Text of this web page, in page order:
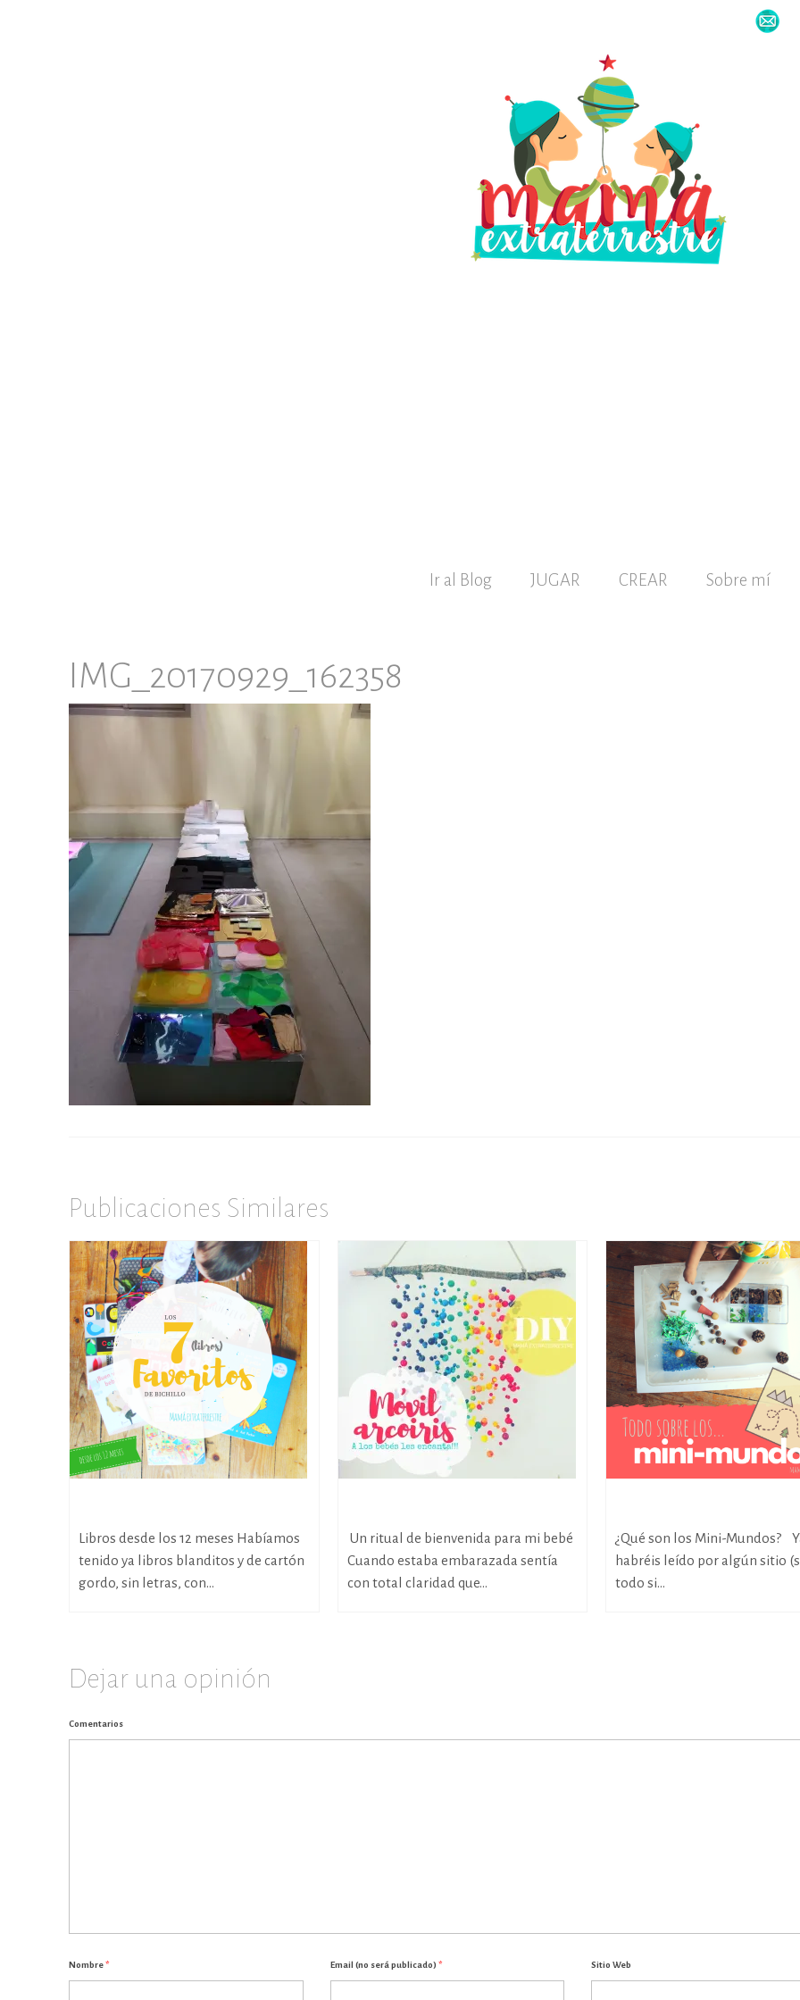
Ir al Blog JUGAR CREAR Sobre mí
IMG_20170929_162358
Publicaciones Similares
Libros desde los 12 meses Habíamos
tenido ya libros blanditos y de cartón
gordo, sin letras, con...
Un ritual de bienvenida para mi bebé
Cuando estaba embarazada sentía
con total claridad que...
¿Qué son los Mini-Mundos?
habréis leído por algún sitio
todo si...
Dejar una opinión
Comentarios
Nombre* Email (no será publicado) * Sitio Web